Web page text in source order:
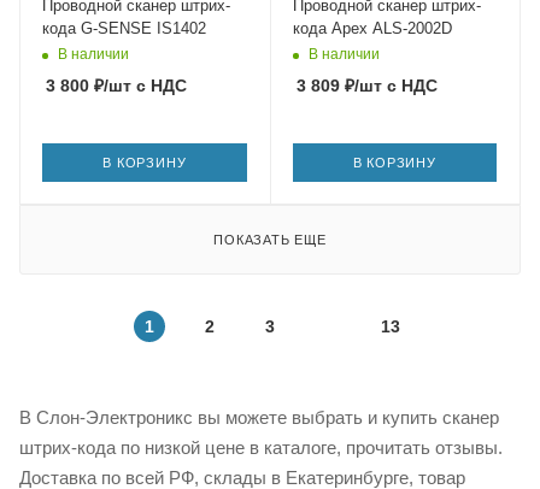
Проводной сканер штрих-
кода G-SENSE IS1402
В наличии
3 800 ₽/шт с НДС
В КОРЗИНУ
Проводной сканер штрих-
кода Apex ALS-2002D
В наличии
3 809₽/штс НДС
В КОРЗИНУ
ПОКАЗАТЬ ЕЩЕ
1 2 3 13
В Слон-Электроникс вы можете выбрать и купить сканер
штрих-кода по низкой цене в каталоге, прочитать отзывы.
Доставка по всей РФ, склады в Екатеринбурге, товар